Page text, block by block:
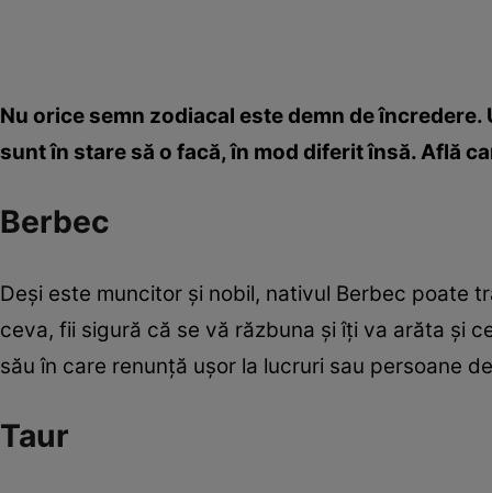
Nu orice semn zodiacal este demn de
sunt în stare să o facă, în mod diferit însă. Află
Berbec
Deşi este muncitor şi nobil, nativul Berbec poate
ceva, fii sigură că se vă răzbuna şi îţi va arăta şi
său în care renunţă uşor la lucruri sau persoane
Taur